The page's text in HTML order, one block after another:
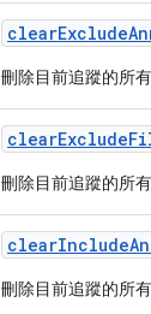
clearExclude
刪除目前追蹤的所有
clearExclude
刪除目前追蹤的所
clearInclude
刪除目前追蹤的所